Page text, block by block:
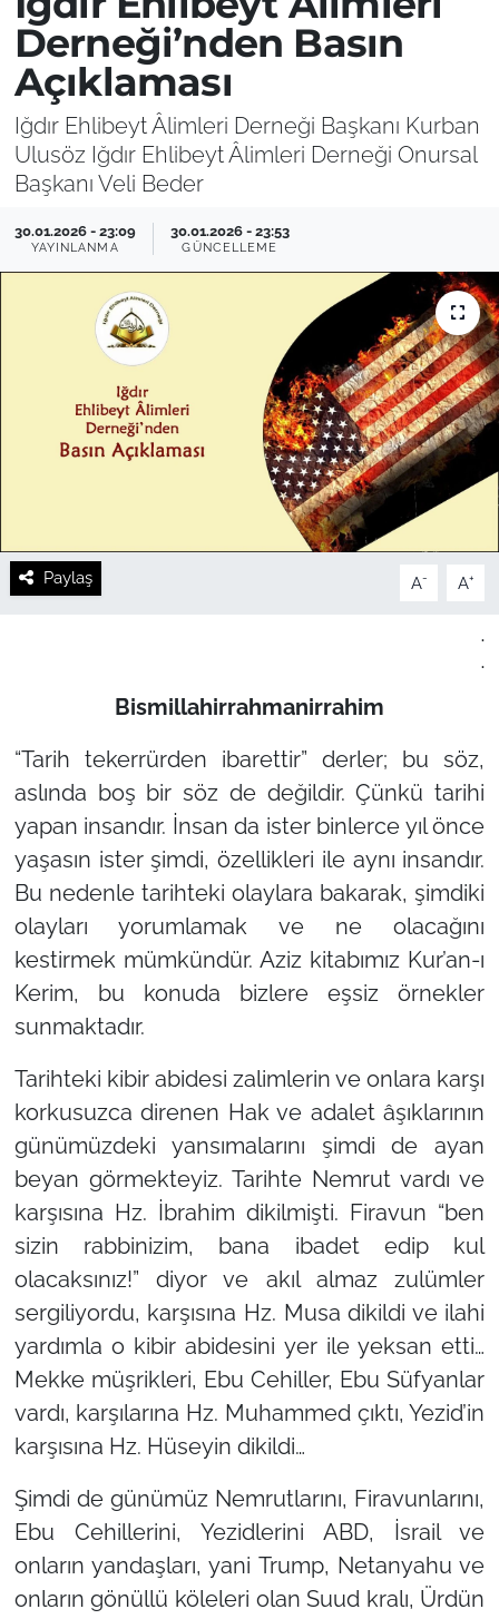
Derneği’nden Basın
Açıklaması
Iğdır Ehlibeyt Âlimleri Derneği Başkanı Kurban
Ulusöz Iğdır Ehlibeyt Âlimleri Derneği Onursal
Başkanı Veli Beder
30.01.2026 - 23:09
YAYINLANMA
30.01.2026 - 23:53
GÜNCELLEME
Paylaş A- A+
.
.
Bismillahirrahmanirrahim
“Tarih tekerrürden ibarettir” derler; bu söz,
aslında boş bir söz de değildir. Çünkü tarihi
yapan insandır. İnsan da ister binlerce yıl önce
yaşasın ister şimdi, özellikleri ile aynı insandır.
Bu nedenle tarihteki olaylara bakarak, şimdiki
olayları yorumlamak ve ne olacağını
kestirmek mümkündür. Aziz kitabımız Kur’an-ı
Kerim, bu konuda bizlere eşsiz örnekler
sunmaktadır.
Tarihteki kibir abidesi zalimlerin ve onlara karşı
korkusuzca direnen Hak ve adalet âşıklarının
günümüzdeki yansımalarını şimdi de ayan
beyan görmekteyiz. Tarihte Nemrut vardı ve
karşısına Hz. İbrahim dikilmişti. Firavun “ben
sizin rabbinizim, bana ibadet edip kul
olacaksınız!” diyor ve akıl almaz zulümler
sergiliyordu, karşısına Hz. Musa dikildi ve ilahi
yardımla o kibir abidesini yer ile yeksan etti…
Mekke müşrikleri, Ebu Cehiller, Ebu Süfyanlar
vardı, karşılarına Hz. Muhammed çıktı, Yezid’in
karşısına Hz. Hüseyin dikildi…
Şimdi de günümüz Nemrutlarını, Firavunlarını,
Ebu Cehillerini, Yezidlerini ABD, İsrail ve
onların yandaşları, yani Trump, Netanyahu ve
onların gönüllü köleleri olan Suud kralı, Ürdün